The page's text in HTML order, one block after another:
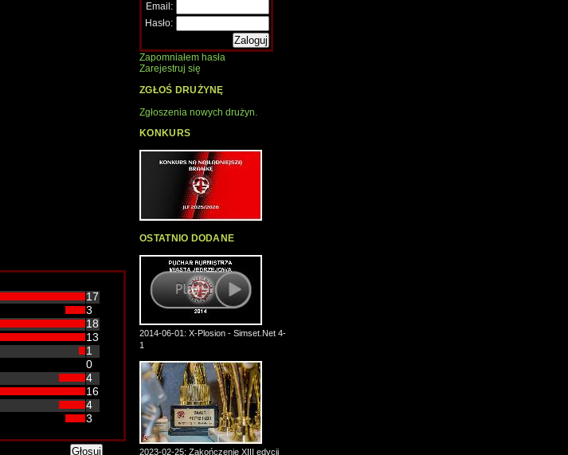
17
3
18
13
1
0
4
16
4
3
Email:
Hasło:
Zapomniałem hasła
Zarejestruj się
ZGŁOŚ DRUŻYNĘ
Zgłoszenia nowych drużyn.
KONKURS
OSTATNIO DODANE
2014-06-01: X-Plosion - Simset.Net 4-
1
2023-02-25: Zakończenie XIII edycji